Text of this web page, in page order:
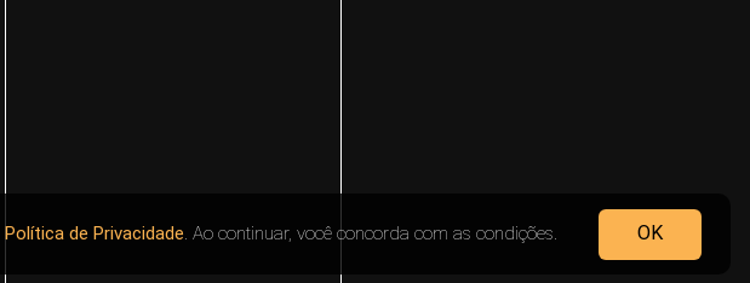
Política de Privacidade. Ao continuar, você concorda com as condições. OK